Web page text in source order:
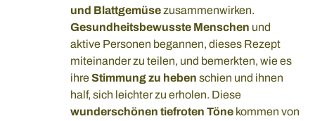
und Blattgemüsezusammenwirken.
Gesundheitsbewusste Menschen und
aktive Personen begannen, dieses Rezept
miteinander zu teilen, und bemerkten, wie es
ihreStimmung zu heben schien und ihnen
half, sich leichter zu erholen. Diese
wunderschönen tiefroten Töne kommen von